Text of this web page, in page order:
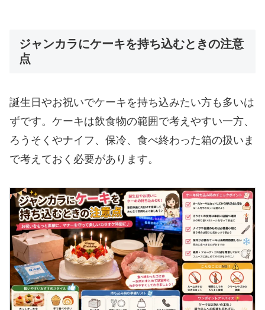
ジャンカラにケーキを持ち込むときの注意
点
誕生日やお祝いでケーキを持ち込みたい方も多いは
ずです。ケーキは飲食物の範囲で考えやすい一方、
ろうそくやナイフ、保冷、食べ終わった箱の扱いま
で考えておく必要があります。